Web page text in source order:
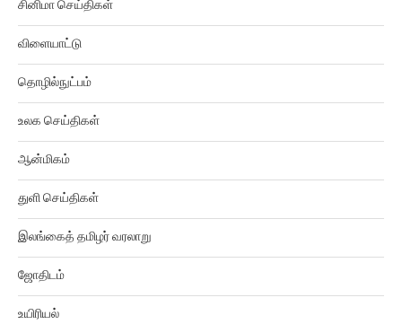
சினிமா செய்திகள்
விளையாட்டு
தொழில்நுட்பம்
உலக செய்திகள்
ஆன்மிகம்
துளி செய்திகள்
இலங்கைத் தமிழர் வரலாறு
ஜோதிடம்
உயிரியல்